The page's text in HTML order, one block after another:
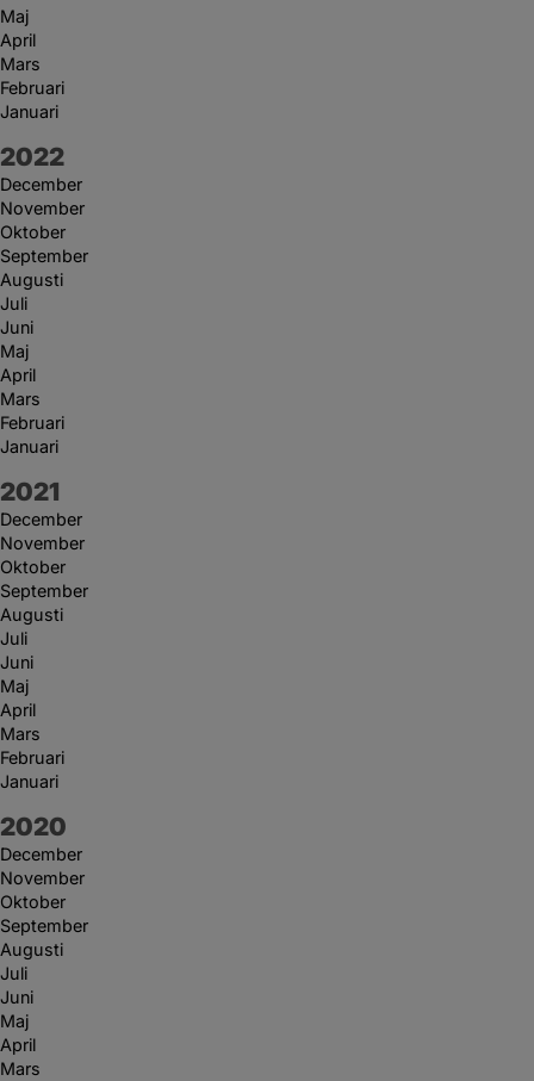
Maj
April
Mars
Februari
Januari
År:
2022
December
November
Oktober
September
Augusti
Juli
Juni
Maj
April
Mars
Februari
Januari
År:
2021
December
November
Oktober
September
Augusti
Juli
Juni
Maj
April
Mars
Februari
Januari
År:
2020
December
November
Oktober
September
Augusti
Juli
Juni
Maj
April
Mars